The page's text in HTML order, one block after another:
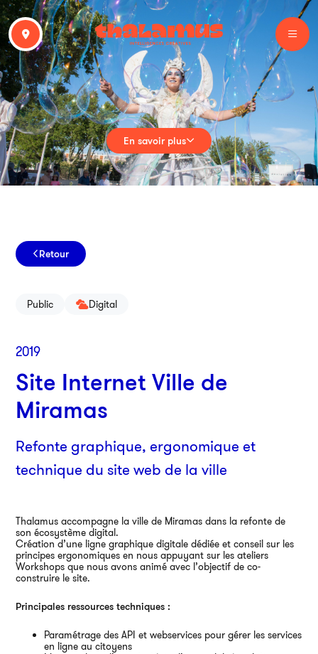
En savoir plus
Retour
Public Digital
2019
Site Internet Ville de
Miramas
Refonte graphique, ergonomique et
technique du site web de la ville
Thalamus accompagne la ville de Miramas dans la refonte de
son écosystème digital.
Création d’une ligne graphique digitale dédiée et conseil sur les
principes ergonomiques en nous appuyant sur les ateliers
Workshops que nous avons animé avec l’objectif de co-
construire le site.
Principales ressources techniques :
Paramétrage des API et webservices pour gérer les services
en ligne au citoyens